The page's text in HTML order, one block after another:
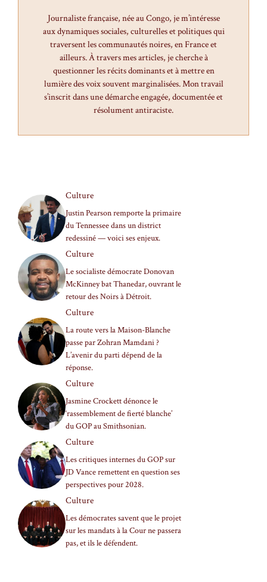
Journaliste française, née au Congo, je m’intéresse
aux dynamiques sociales, culturelles et politiques qui
traversent les communautés noires, en France et
ailleurs. À travers mes articles, je cherche à
questionner les récits dominants et à mettre en
lumière des voix souvent marginalisées. Mon travail
s’inscrit dans une démarche engagée, documentée et
résolument antiraciste.
Culture
Justin Pearson remporte la primaire
du Tennessee dans un district
redessiné — voici ses enjeux.
Culture
Le socialiste démocrate Donovan
McKinney bat Thanedar, ouvrant le
retour des Noirs à Détroit.
Culture
La route vers la Maison-Blanche
passe par Zohran Mamdani ?
L’avenir du parti dépend de la
réponse.
Culture
Jasmine Crockett dénonce le
‘rassemblement de fierté blanche’
du GOP au Smithsonian.
Culture
Les critiques internes du GOP sur
JD Vance remettent en question ses
perspectives pour 2028.
Culture
Les démocrates savent que le projet
sur les mandats à la Cour ne passera
pas, et ils le défendent.